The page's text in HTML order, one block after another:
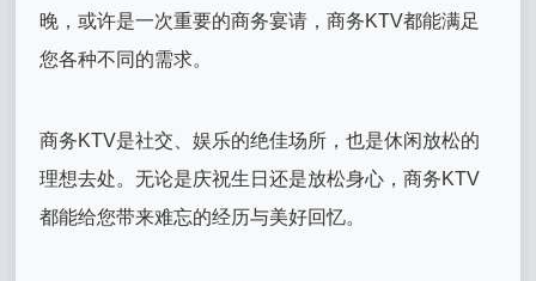
晚，或许是一次重要的商务宴请，商务KTV都能满足
您各种不同的需求。
商务KTV是社交、娱乐的绝佳场所，也是休闲放松的
理想去处。无论是庆祝生日还是放松身心，商务KTV
都能给您带来难忘的经历与美好回忆。